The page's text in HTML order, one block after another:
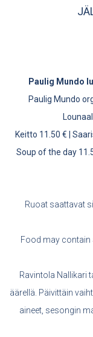
Paulig Mundo
Paulig Mundo
Keitto 11.50 € |
Soup of the day
Ruoat saattavat
Food may contain
Ravintola Nallikari
äärellä. Päivittäin
aineet, sesongin